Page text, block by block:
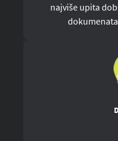
najviše upita